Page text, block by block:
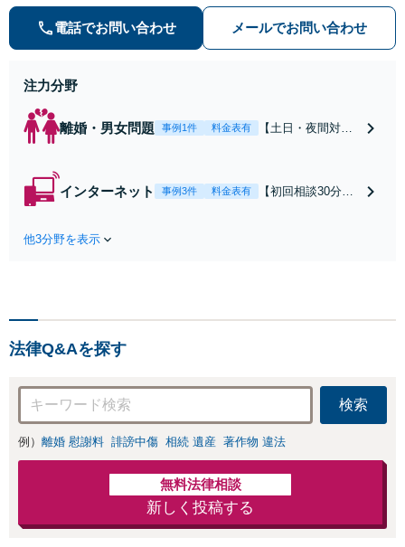
の種類を問わず相談可。可能な限り
早期対応で駆けつけサポート【労
電話でお問い合わせ メールでお問い合わせ
注力分野
離婚・男女問題 事例1件 料金表有
【土日・夜間対応
れたら、サインす
インターネット 事例3件 料金表有
【初回相談30分無
お店の風評被害対
応可：開示請求の
意見照会が来たと
きの対処法、被害
者との示談交渉
他3分野を表示
法律Q&Aを探す
検索
例） 離婚 慰謝料 誹謗中傷 相続 遺産 著作物 違法
無料法律相談
新しく投稿する